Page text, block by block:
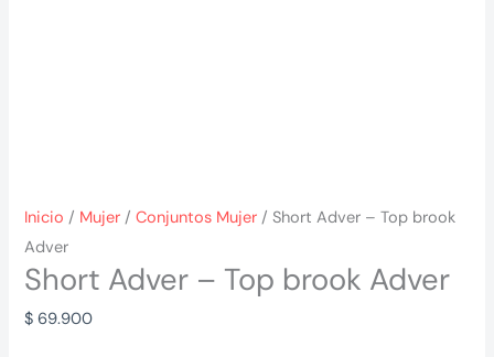
Inicio / Mujer /Conjuntos Mujer / Short Adver – Top brook
Adver
Short Adver – Top brook Adver
$ 69.900